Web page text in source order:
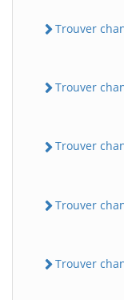
Trouver
Trouver
Trouver
Trouver
Trouver